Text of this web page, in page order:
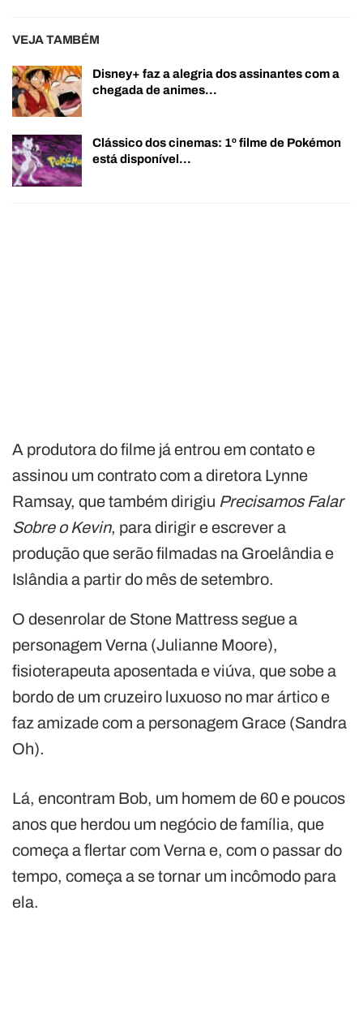
VEJA TAMBÉM
Disney+ faz a alegria dos assinantes com a
chegada de animes…
Clássico dos cinemas: 1º filme de Pokémon
está disponível…
A produtora do filme já entrou em contato e
assinou um contrato com a diretora Lynne
Ramsay, que também dirigiu Precisamos Falar
Sobre o Kevin, para dirigir e escrever a
produção que serão filmadas na Groelândia e
Islândia a partir do mês de setembro.
O desenrolar de Stone Mattress segue a
personagem Verna (Julianne Moore),
fisioterapeuta aposentada e viúva, que sobe a
bordo de um cruzeiro luxuoso no mar ártico e
faz amizade com a personagem Grace (Sandra
Oh).
Lá, encontram Bob, um homem de 60 e poucos
anos que herdou um negócio de família, que
começa a flertar com Verna e, com o passar do
tempo, começa a se tornar um incômodo para
ela.